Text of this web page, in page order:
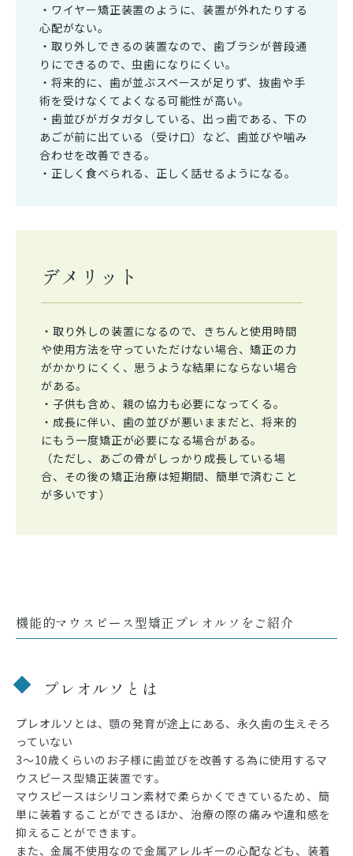
・ワイヤー矯正装置のように、装置が外れたりする
心配がない。
・取り外しできるの装置なので、歯ブラシが普段通
りにできるので、虫歯になりにくい。
・将来的に、歯が並ぶスペースが足りず、抜歯や手
術を受けなくてよくなる可能性が高い。
・歯並びがガタガタしている、出っ歯である、下の
あごが前に出ている（受け口）など、歯並びや噛み
合わせを改善できる。
・正しく食べられる、正しく話せるようになる。
デメリット
・取り外しの装置になるので、きちんと使用時間
や使用方法を守っていただけない場合、矯正の力
がかかりにくく、思うような結果にならない場合
がある。
・子供も含め、親の協力も必要になってくる。
・成長に伴い、歯の並びが悪いままだと、将来的
にもう一度矯正が必要になる場合がある。
（ただし、あごの骨がしっかり成長している場
合、その後の矯正治療は短期間、簡単で済むこと
が多いです）
機能的マウスピース型矯正プレオルソをご紹介
プレオルソとは
プレオルソとは、顎の発育が途上にある、永久歯の生えそろ
っていない
3～10歳くらいのお子様に歯並びを改善する為に使用するマ
ウスピース型矯正装置です。
マウスピースはシリコン素材で柔らかくできているため、簡
単に装着することができるほか、治療の際の痛みや違和感を
抑えることができます。
また、金属不使用なので金属アレルギーの心配なども、装着